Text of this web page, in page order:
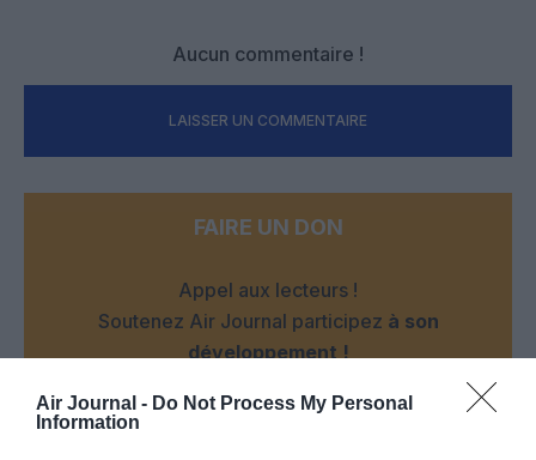
Air Journal - Do Not Process My Personal
Information
Aucun commentaire !
LAISSER UN COMMENTAIRE
FAIRE UN DON
Appel aux lecteurs !
Soutenez Air Journal participez à son
développement !